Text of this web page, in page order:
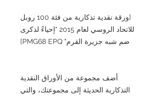
[ورقة نقدية تذكارية من فئة 100 روبل
للاتحاد الروسي لعام 2015 "إحياءً لذكرى
ضم شبه جزيرة القرم" PMG68 EPQ]
أضف مجموعة من الأوراق النقدية
التذكارية الحديثة إلى مجموعتك، والتي